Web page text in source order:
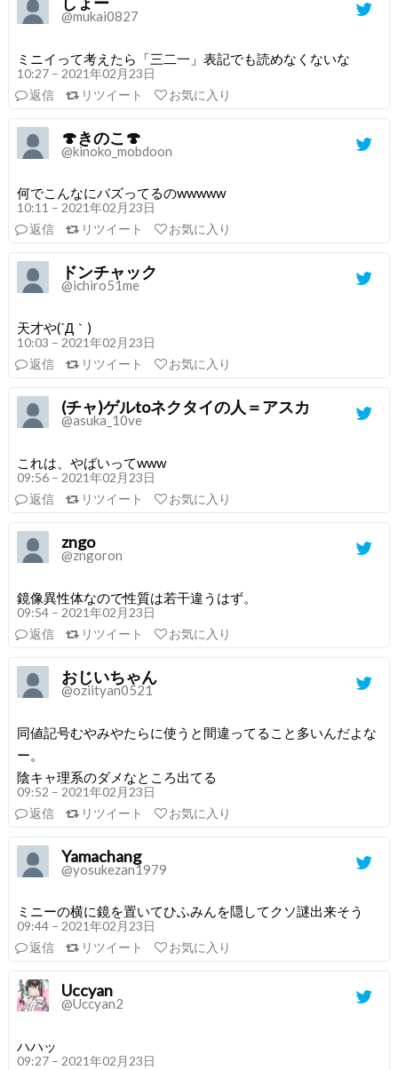
@mukai0827
ミニイって考えたら「三二一」表記でも読めなくないな
10:27 – 2021年02月23日
返信
リツイート お気に入り
🍄きのこ🍄
@kinoko_mobdoon
何でこんなにバズってるのwwwww
10:11 – 2021年02月23日
返信
リツイート お気に入り
ドンチャック
@ichiro51me
天才や(´Д｀)
10:03 – 2021年02月23日
返信
リツイート お気に入り
(チャ)ゲルtoネクタイの人＝アスカ
@asuka_10ve
これは、やばいってwww
09:56 – 2021年02月23日
返信
リツイート お気に入り
zngo
@zngoron
鏡像異性体なので性質は若干違うはず。
09:54 – 2021年02月23日
返信
リツイート お気に入り
おじいちゃん
@oziityan0521
同値記号むやみやたらに使うと間違ってること多いんだよな
ー。
陰キャ理系のダメなところ出てる
09:52 – 2021年02月23日
返信
リツイート お気に入り
Yamachang
@yosukezan1979
ミニーの横に鏡を置いてひふみんを隠してクソ謎出来そう
09:44 – 2021年02月23日
返信
リツイート お気に入り
Uccyan
@Uccyan2
ハハッ
09:27 – 2021年02月23日